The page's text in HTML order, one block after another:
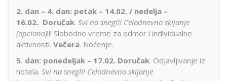
2. dan – 4. dan: petak – 14.02. / nedelja –
16.02. Doručak. Svi na sneg!!! Celodnevno skijanje
(opciono)!!! Slobodno vreme za odmor i individualne
aktivnosti. Večera. Noćenje.
5. dan: ponedeljak – 17.02. Doručak. Odjavljivanje iz
hotela. Svi na sneg!!! Celodnevno skijanje